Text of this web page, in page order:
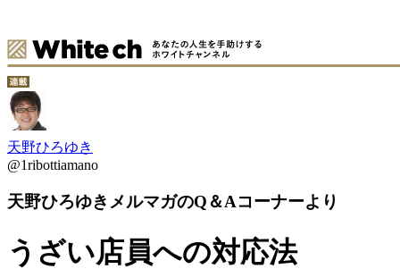
天野ひろゆき
@1ribottiamano‎
天野ひろゆきメルマガのQ＆Aコーナーより
うざい店員への対応法